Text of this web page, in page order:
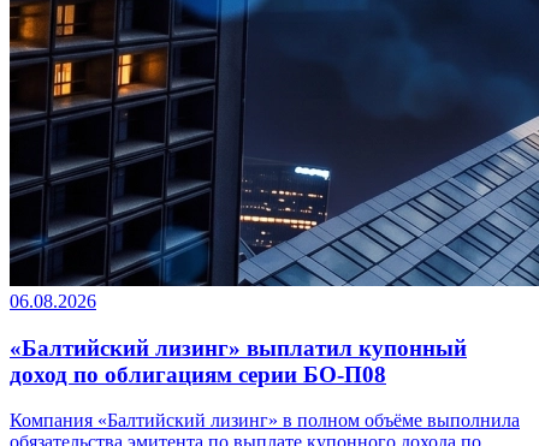
06.08.2026
«Балтийский лизинг» выплатил купонный
доход по облигациям серии БО-П08
Компания «Балтийский лизинг» в полном объёме выполнила